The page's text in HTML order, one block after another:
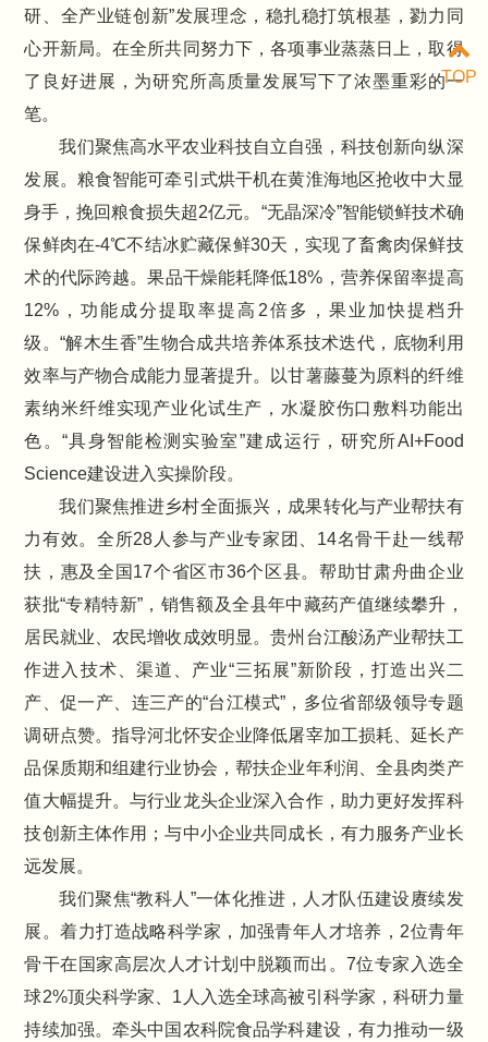
研、全产业链创新”发展理念，稳扎稳打筑根基，勠力同
心开新局。在全所共同努力下，各项事业蒸蒸日上，取得
了良好进展，为研究所高质量发展写下了浓墨重彩的一
笔。
我们聚焦高水平农业科技自立自强，科技创新向纵深
发展。粮食智能可牵引式烘干机在黄淮海地区抢收中大显
身手，挽回粮食损失超2亿元。“无晶深冷”智能锁鲜技术确
保鲜肉在-4℃不结冰贮藏保鲜30天，实现了畜禽肉保鲜技
术的代际跨越。果品干燥能耗降低18%，营养保留率提高
12%，功能成分提取率提高2倍多，果业加快提档升
级。“解木生香”生物合成共培养体系技术迭代，底物利用
效率与产物合成能力显著提升。以甘薯藤蔓为原料的纤维
素纳米纤维实现产业化试生产，水凝胶伤口敷料功能出
色。“具身智能检测实验室”建成运行，研究所AI+Food
Science建设进入实操阶段。
我们聚焦推进乡村全面振兴，成果转化与产业帮扶有
力有效。全所28人参与产业专家团、14名骨干赴一线帮
扶，惠及全国17个省区市36个区县。帮助甘肃舟曲企业
获批“专精特新”，销售额及全县年中藏药产值继续攀升，
居民就业、农民增收成效明显。贵州台江酸汤产业帮扶工
作进入技术、渠道、产业“三拓展”新阶段，打造出兴二
产、促一产、连三产的“台江模式”，多位省部级领导专题
调研点赞。指导河北怀安企业降低屠宰加工损耗、延长产
品保质期和组建行业协会，帮扶企业年利润、全县肉类产
值大幅提升。与行业龙头企业深入合作，助力更好发挥科
技创新主体作用；与中小企业共同成长，有力服务产业长
远发展。
我们聚焦“教科人”一体化推进，人才队伍建设赓续发
展。着力打造战略科学家，加强青年人才培养，2位青年
骨干在国家高层次人才计划中脱颖而出。7位专家入选全
球2%顶尖科学家、1人入选全球高被引科学家，科研力量
持续加强。牵头中国农科院食品学科建设，有力推动一级
TOP